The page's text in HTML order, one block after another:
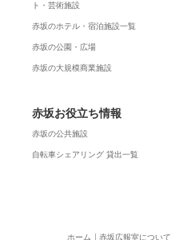
ト・芸術施設
赤坂のホテル・宿泊施設一覧
赤坂の公園・広場
赤坂の大規模商業施設
赤坂お役立ち情報
赤坂の公共施設
自転車シェアリング 貸出一覧
ホーム 赤坂広報室について